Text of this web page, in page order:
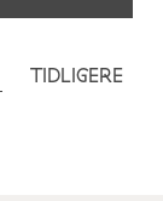
TIDLIGERE